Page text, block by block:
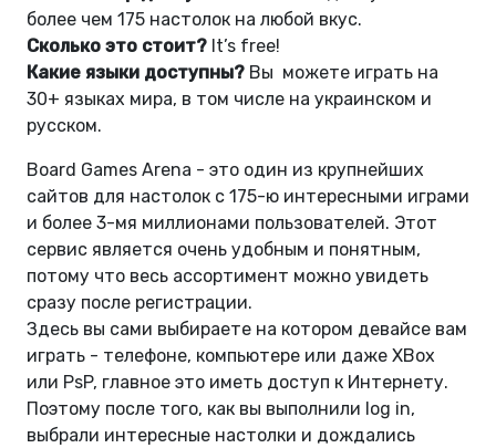
более чем 175 настолок на любой вкус.
Сколько это стоит? It’s free!
Какие языки доступны? Вы можете играть на
30+ языках мира, в том числе на украинском и
русском.
Board Games Arena - это один из крупнейших
сайтов для настолок с 175-ю интересными играми
и более 3-мя миллионами пользователей. Этот
сервис является очень удобным и понятным,
потому что весь ассортимент можно увидеть
сразу после регистрации.
Здесь вы сами выбираете на котором девайсе вам
играть - телефоне, компьютере или даже XBox
или PsP, главное это иметь доступ к Интернету.
Поэтому после того, как вы выполнили log in,
выбрали интересные настолки и дождались